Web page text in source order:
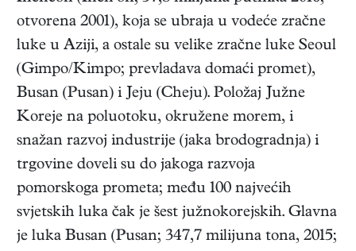
otvorena 2001), koja se ubraja u vodeće zračne
luke u Aziji, a ostale su velike zračne luke Seoul
(Gimpo/Kimpo; prevladava domaći promet),
Busan (Pusan) i Jeju (Cheju). Položaj Južne
Koreje na poluotoku, okružene morem, i
snažan razvoj industrije (jaka brodogradnja) i
trgovine doveli su do jakoga razvoja
pomorskoga prometa; među 100 najvećih
svjetskih luka čak je šest južnokorejskih. Glavna
je luka Busan (Pusan; 347,7 milijuna tona, 2015;